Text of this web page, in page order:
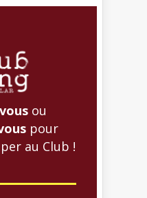
ou
pour
au Club !